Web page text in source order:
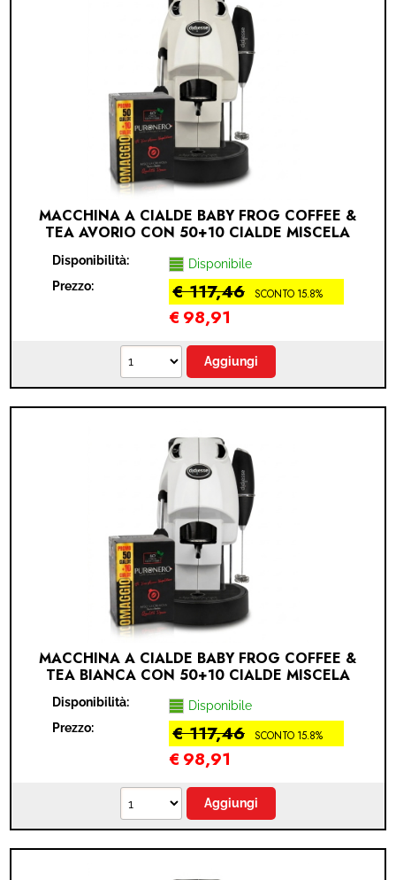
MACCHINA A CIALDE BABY FROG COFFEE &
TEA AVORIO CON 50+10 CIALDE MISCELA
Disponibilità:
Disponibile
Prezzo:
€ 117,46 SCONTO 15.8%
€ 98,91
MACCHINA A CIALDE BABY FROG COFFEE &
TEA BIANCA CON 50+10 CIALDE MISCELA
Disponibilità:
Disponibile
Prezzo:
€ 117,46 SCONTO 15.8%
€ 98,91